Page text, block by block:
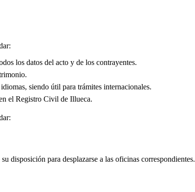
los datos del acto y de los contrayentes.
siendo útil para trámites internacionales.
el Registro Civil de Illueca.
disposición para desplazarse a las oficinas correspondientes.